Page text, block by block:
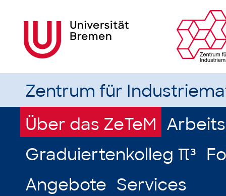
Zentrum für
Über das ZeTeM
Graduiertenkolleg π³
Angebote Services